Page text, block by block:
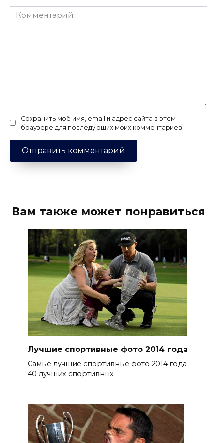
Комментарий
Сохранить моё имя, email и адрес сайта в этом
браузере для последующих моих комментариев.
Вам также может понравиться
Лучшие спортивные фото 2014 года
Самые лучшие спортивные фото 2014 года.
40 лучших спортивных